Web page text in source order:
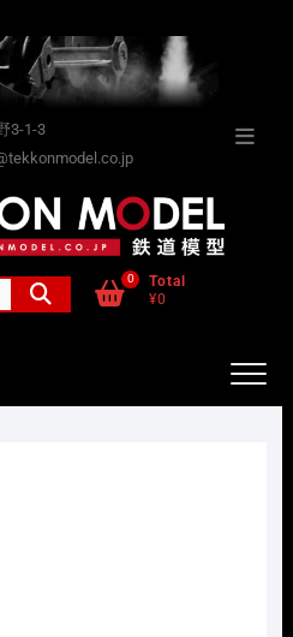
3-1-3
索
0
Total
¥0